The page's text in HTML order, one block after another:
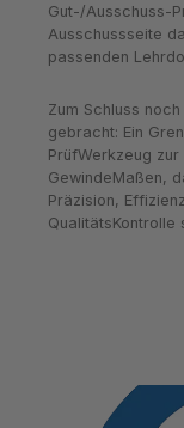
Gut-/Ausschuss-
Ausschussseite
passenden
Zum Schluss
gebracht: Ein
PrüfWerkzeug
GewindeMaßen,
Präzision,
QualitätsKontrolle